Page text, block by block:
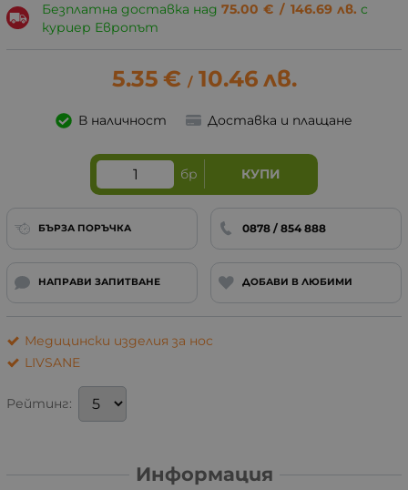
Безплатна доставка над 75.00 € / 146.69 лв. с
куриер Европът
5.35 € / 10.46 лв.
В наличност Доставка и плащане
бр КУПИ
БЪРЗА ПОРЪЧКА 0878 / 854 888
НАПРАВИ ЗАПИТВАНЕ ДОБАВИ В ЛЮБИМИ
Медицински изделия за нос
LIVSANE
Рейтинг:
Информация